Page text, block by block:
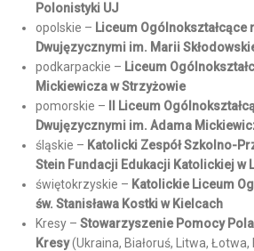
Polonistyki UJ
opolskie – Liceum Ogólnokształcące
Dwujęzycznymi im. Marii
podkarpackie – Liceum
Mickiewicza w Strzyżowie
pomorskie –
II Liceum
Dwujęzycznymi im. Adama
śląskie – Katolicki Zespół Szkolno-
Stein Fundacji Edukacji Katolickiej w
świętokrzyskie – Katolickie Liceum
św. Stanisława Kostki w Kielcach
Kresy – Stowarzyszenie Pomocy
Kresy(Ukraina, Białoruś, Litwa, Łotwa,